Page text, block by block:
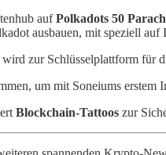
aufPolkadots 50
ausbauen, mit speziell
zur Schlüsselplattform für
um mit Soneiums erstem
Blockchain-Tattoos zur